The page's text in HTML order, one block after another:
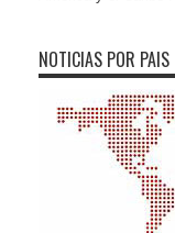
NOTICIAS POR PAIS